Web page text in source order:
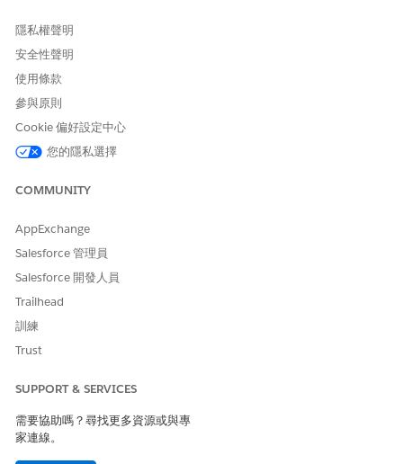
針對 IT 規範的規範問題建立動作計畫
當記錄合規性問題並對應至其來源 (例如失敗的控制、未結束風
險、原則或稽核),請使用範本建立「動作計畫」,並將其與問題建
立關聯,以將補救工作組織為可指派的工作。
完成合規性問題的補救工作
透過完成每個補救工作並上載支援檔案,以執行與合規性問題相
關聯的動作計畫。身為解決者,您負責完成動作計畫的每個工作,
「檢閱」狀態,以便問題擁有者驗證您的工作。
檢閱並結束合規性問題
閱已完成的工作和證據,然後關閉問題或將其再次移至未結束狀
態以進行額外工作。
請讓我們知道，以便我們改進！
是
隱私權聲明
安全性聲明
使用條款
參與原則
Cookie 偏好設定中心
您的隱私選擇
COMMUNITY
AppExchange
Salesforce 管理員
Salesforce 開發人員
Trailhead
訓練
Trust
SUPPORT & SERVICES
需要協助嗎？尋找更多資源或與專
家連線。